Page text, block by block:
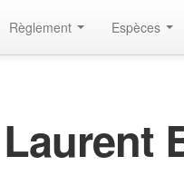
Règlement Espèces
Laurent